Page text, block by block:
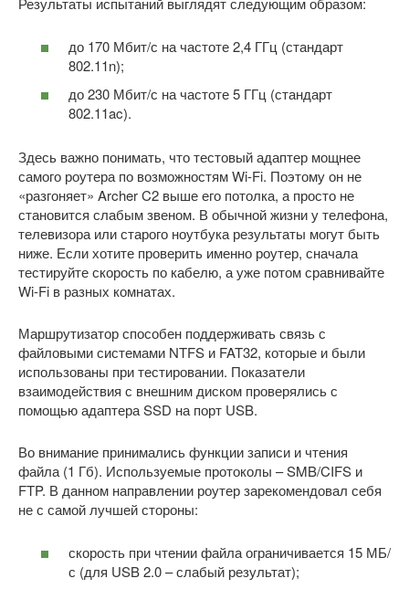
до 170 Мбит/с на частоте 2,4 ГГц (стандарт
802.11n);
до 230 Мбит/с на частоте 5 ГГц (стандарт
802.11ac).
Здесь важно понимать, что тестовый адаптер мощнее
самого роутера по возможностям Wi-Fi. Поэтому он не
«разгоняет» Archer C2 выше его потолка, а просто не
становится слабым звеном. В обычной жизни у телефона,
телевизора или старого ноутбука результаты могут быть
ниже. Если хотите проверить именно роутер, сначала
тестируйте скорость по кабелю, а уже потом сравнивайте
Wi-Fi в разных комнатах.
Маршрутизатор способен поддерживать связь с
файловыми системами NTFS и FAT32, которые и были
использованы при тестировании. Показатели
взаимодействия с внешним диском проверялись с
помощью адаптера SSD на порт USB.
Во внимание принимались функции записи и чтения
файла (1 Гб). Используемые протоколы – SMB/CIFS и
FTP. В данном направлении роутер зарекомендовал себя
не с самой лучшей стороны:
скорость при чтении файла ограничивается 15 МБ/
с (для USB 2.0 – слабый результат);